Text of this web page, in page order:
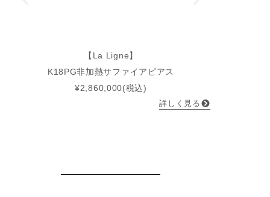
【La Ligne】
K18PG非加熱サファイアピアス
¥2,860,000(税込)
詳しく見る